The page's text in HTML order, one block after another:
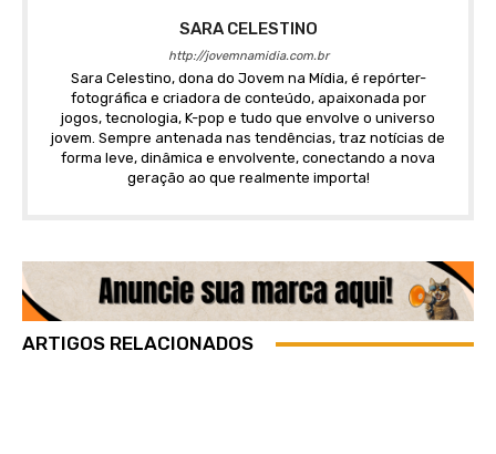
SARA CELESTINO
http://jovemnamidia.com.br
Sara Celestino, dona do Jovem na Mídia, é repórter-
fotográfica e criadora de conteúdo, apaixonada por
jogos, tecnologia, K-pop e tudo que envolve o universo
jovem. Sempre antenada nas tendências, traz notícias de
forma leve, dinâmica e envolvente, conectando a nova
geração ao que realmente importa!
ARTIGOS RELACIONADOS